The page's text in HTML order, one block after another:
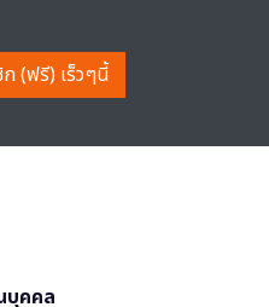
(ฟรี) เร็วๆนี้
บุคคล